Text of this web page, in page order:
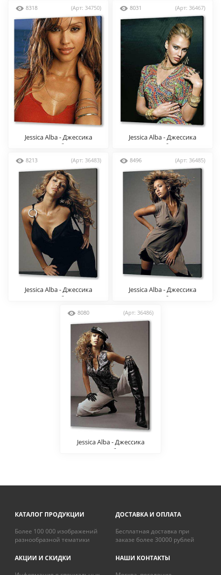
8318 (Арт: 34750)
Jessica Alba - Джессика
Альба
8031 (Арт: 36467)
Jessica Alba - Джессика
Альба
8213 (Арт: 36483)
Jessica Alba - Джессика
Альба
8496 (Арт: 36485)
Jessica Alba - Джессика
Альба
8080 (Арт: 36486)
Jessica Alba - Джессика
Альба
КАТАЛОГ ПРОДУКЦИИ
Более 100 000 изображений
разнообразной тематики
ДОСТАВКА И ОПЛАТА
Бесплатная доставка при
заказе более 30000 рублей
АКЦИИ И СКИДКИ
НАШИ КОНТАКТЫ